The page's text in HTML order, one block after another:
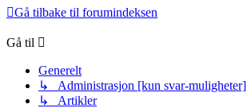
Gå tilbake til forumindeksen
Gå til
Generelt
↳ Administrasjon [kun svar-muligheter]
↳ Artikler